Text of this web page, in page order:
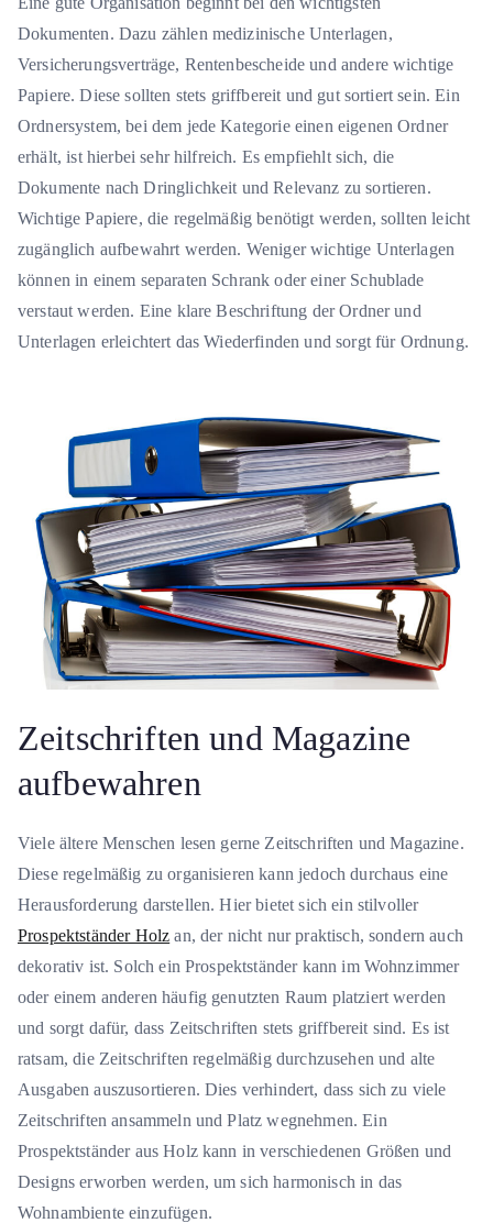
Dokumenten. Dazu zählen medizinische Unterlagen,
Versicherungsverträge, Rentenbescheide und andere wichtige
Papiere. Diese sollten stets griffbereit und gut sortiert sein. Ein
Ordnersystem, bei dem jede Kategorie einen eigenen Ordner
erhält, ist hierbei sehr hilfreich. Es empfiehlt sich, die
Dokumente nach Dringlichkeit und Relevanz zu sortieren.
Wichtige Papiere, die regelmäßig benötigt werden, sollten leicht
zugänglich aufbewahrt werden. Weniger wichtige Unterlagen
können in einem separaten Schrank oder einer Schublade
verstaut werden. Eine klare Beschriftung der Ordner und
Unterlagen erleichtert das Wiederfinden und sorgt für Ordnung.
Zeitschriften und Magazine
aufbewahren
Viele ältere Menschen lesen gerne Zeitschriften und Magazine.
Diese regelmäßig zu organisieren kann jedoch durchaus eine
Herausforderung darstellen. Hier bietet sich ein stilvoller
Prospektständer Holz an, der nicht nur praktisch, sondern auch
dekorativ ist. Solch ein Prospektständer kann im Wohnzimmer
oder einem anderen häufig genutzten Raum platziert werden
und sorgt dafür, dass Zeitschriften stets griffbereit sind. Es ist
ratsam, die Zeitschriften regelmäßig durchzusehen und alte
Ausgaben auszusortieren. Dies verhindert, dass sich zu viele
Zeitschriften ansammeln und Platz wegnehmen. Ein
Prospektständer aus Holz kann in verschiedenen Größen und
Designs erworben werden, um sich harmonisch in das
Wohnambiente einzufügen.